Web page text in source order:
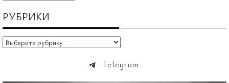
РУБРИКИ
Рубрики
Telegram